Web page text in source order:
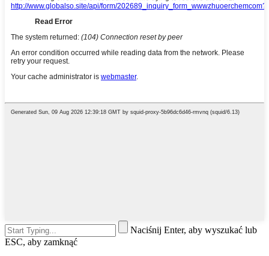
Naciśnij Enter, aby wyszukać lub
ESC, aby zamknąć